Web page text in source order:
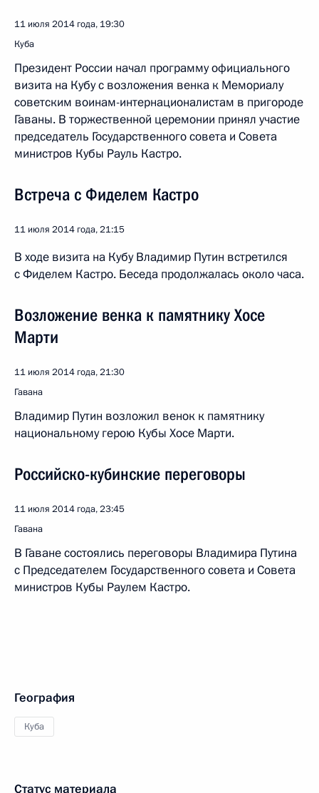
11 июля 2014 года, 19:30
Куба
Президент России начал программу официального
визита на Кубу с возложения венка к Мемориалу
советским воинам-интернационалистам в пригороде
Гаваны. В торжественной церемонии принял участие
председатель Государственного совета и Совета
министров Кубы Рауль Кастро.
Встреча с Фиделем Кастро
11 июля 2014 года, 21:15
В ходе визита на Кубу Владимир Путин встретился
с Фиделем Кастро. Беседа продолжалась около часа.
Возложение венка к памятнику Хосе
Марти
11 июля 2014 года, 21:30
Гавана
Владимир Путин возложил венок к памятнику
национальному герою Кубы Хосе Марти.
Российско-кубинские переговоры
11 июля 2014 года, 23:45
Гавана
В Гаване состоялись переговоры Владимира Путина
с Председателем Государственного совета и Совета
министров Кубы Раулем Кастро.
География
Куба
Статус материала